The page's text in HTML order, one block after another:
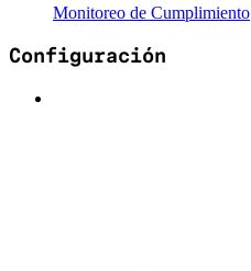
Monitoreo de Cumplimiento
Configuración